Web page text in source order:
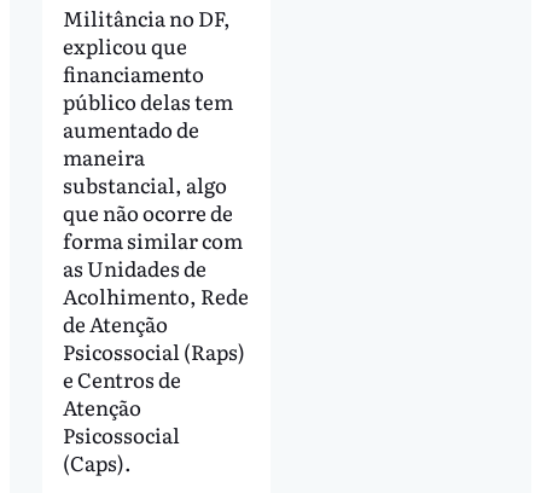
Militância no DF,
explicou que
financiamento
público delas tem
aumentado de
maneira
substancial, algo
que não ocorre de
forma similar com
as Unidades de
Acolhimento, Rede
de Atenção
Psicossocial (Raps)
e Centros de
Atenção
Psicossocial
(Caps).